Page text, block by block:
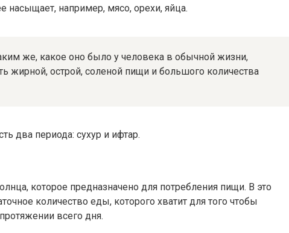
насыщает, например, мясо, орехи, яйца.
же, какое оно было у человека в обычной жизни,
жирной, острой, соленой пищи и большого количества
два периода: сухур и ифтар.
которое предназначено для потребления пищи. В это
количество еды, которого хватит для того чтобы
всего дня.